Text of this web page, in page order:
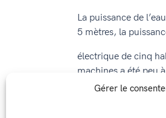
Gérer le
La puissance de
5 mètres, la
électrique de cinq
machines a été peu
Certains des
nostalgiques, plus